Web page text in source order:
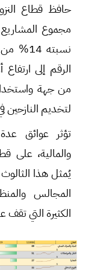
حافظ قطاع
نسبته
الرقم إلى ارتفاع
من جهة
لتخديم
تؤثر عوائق
والمالية، على
يُمثل هذا
المجالس
الكثيرة التي تقف